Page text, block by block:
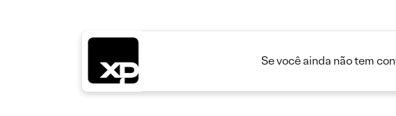
Se você ainda não tem